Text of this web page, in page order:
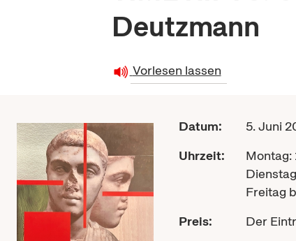
Deutzmann
Vorlesen lassen
Datum:
5. Juni
Uhrzeit:
Montag:
Freitag
Preis:
Der